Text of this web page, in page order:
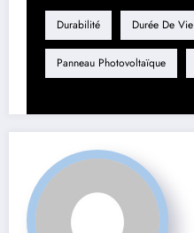
Durabilité Durée De Vie
Panneau Photovoltaïque